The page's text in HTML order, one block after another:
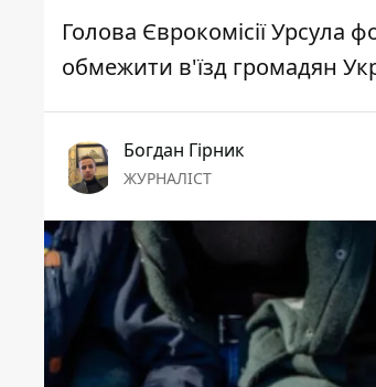
Голова Єврокомісії Урсула
обмежити в'їзд громадян
Богдан Гірник
ЖУРНАЛІСТ